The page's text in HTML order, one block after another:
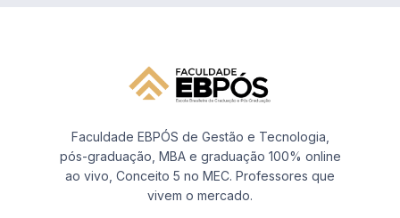
Faculdade EBPÓS de Gestão e Tecnologia,
pós-graduação, MBA e graduação 100% online
ao vivo, Conceito 5 no MEC. Professores que
vivem o mercado.